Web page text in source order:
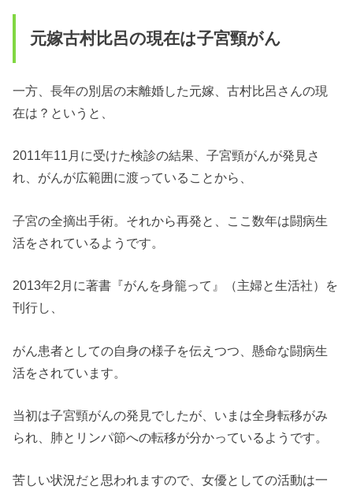
元嫁古村比呂の現在は子宮頸がん
一方、長年の別居の末離婚した元嫁、古村比呂さんの現
在は？というと、
2011年11月に受けた検診の結果、子宮頸がんが発見さ
れ、がんが広範囲に渡っていることから、
子宮の全摘出手術。それから再発と、ここ数年は闘病生
活をされているようです。
2013年2月に著書『がんを身籠って』（主婦と生活社）を
刊行し、
がん患者としての自身の様子を伝えつつ、懸命な闘病生
活をされています。
当初は子宮頸がんの発見でしたが、いまは全身転移がみ
られ、肺とリンパ節への転移が分かっているようです。
苦しい状況だと思われますので、女優としての活動は一